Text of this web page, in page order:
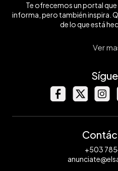
Te ofrecemos un portal
informa, pero también inspira.
de lo que está
Ver
+503